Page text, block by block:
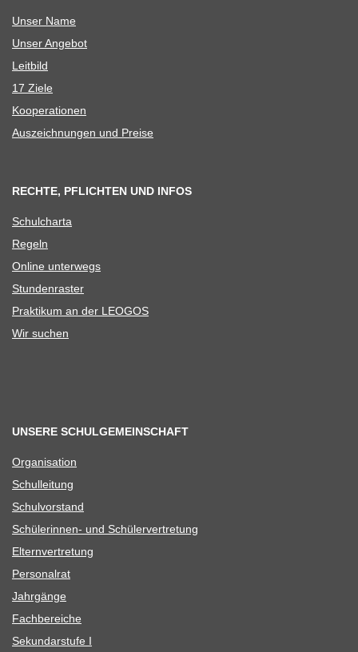
Unser Name
Unser Ange­bot
Leit­bild
17 Ziele
Koope­ra­tio­nen
Aus­zeich­nun­gen und Preise
RECHTE, PFLICHTEN UND INFOS
Schul­charta
Regeln
Online unter­wegs
Stun­den­ras­ter
Prak­ti­kum an der LEOGOS
Wir suchen
UNSERE SCHULGEMEINSCHAFT
Orga­ni­sa­tion
Schul­lei­tung
Schul­vor­stand
Schü­le­rin­nen- und Schülervertretung
Eltern­ver­tre­tung
Per­so­nal­rat
Jahr­gänge
Fach­be­rei­che
Sekun­dar­stufe I